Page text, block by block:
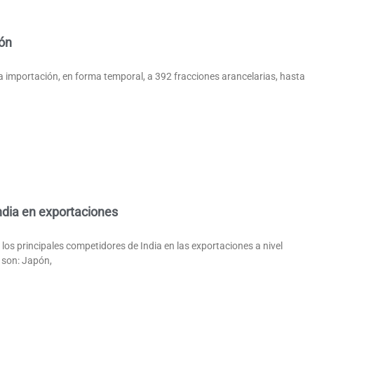
importación, en forma temporal, a 392 fracciones arancelarias, hasta
en exportaciones
principales competidores de India en las exportaciones a nivel
Japón,